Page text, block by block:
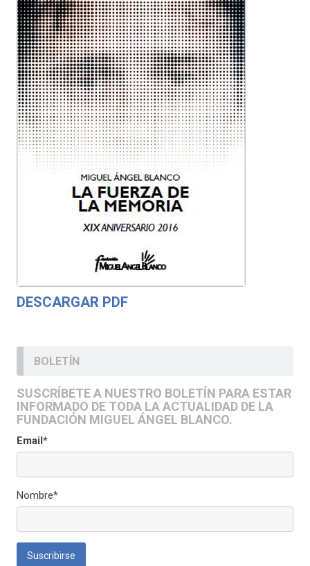
DESCARGAR PDF
BOLETÍN
SUSCRÍBETE A NUESTRO BOLETÍN PARA ESTAR
INFORMADO DE TODA LA ACTUALIDAD DE LA
FUNDACIÓN MIGUEL ÁNGEL BLANCO.
Email*
Nombre*